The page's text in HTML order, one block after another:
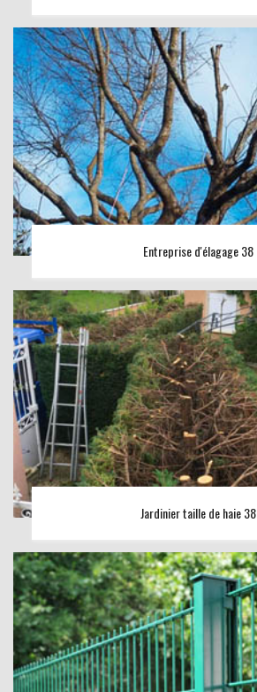
Entreprise d'élagage 38
Jardinier taille de haie 38